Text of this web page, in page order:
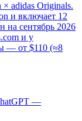
× adidas Originals.
и включает 12
на сентябрь 2026
и у
— от $110 (≈8